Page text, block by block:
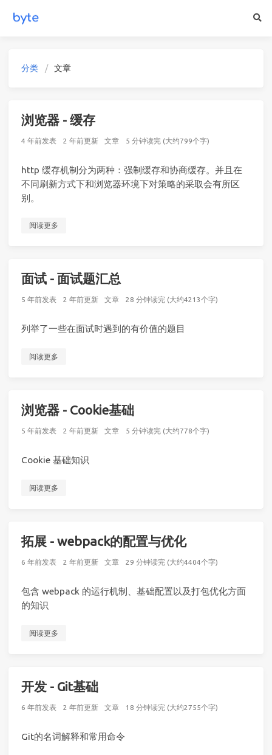
分类 文章
浏览器 - 缓存
4 年前发表 2 年前更新 文章 5 分钟读完 (大约799个字)
http 缓存机制分为两种：强制缓存和协商缓存。并且在
不同刷新方式下和浏览器环境下对策略的采取会有所区
别。
阅读更多
面试 - 面试题汇总
5 年前发表 2 年前更新 文章 28 分钟读完 (大约4213个字)
列举了一些在面试时遇到的有价值的题目
阅读更多
浏览器 - Cookie基础
5 年前发表 2 年前更新 文章 5 分钟读完 (大约778个字)
Cookie 基础知识
阅读更多
拓展 - webpack的配置与优化
6 年前发表 2 年前更新 文章 29 分钟读完 (大约4404个字)
包含 webpack 的运行机制、基础配置以及打包优化方面
的知识
阅读更多
开发 - Git基础
6 年前发表 2 年前更新 文章 18 分钟读完 (大约2755个字)
Git的名词解释和常用命令